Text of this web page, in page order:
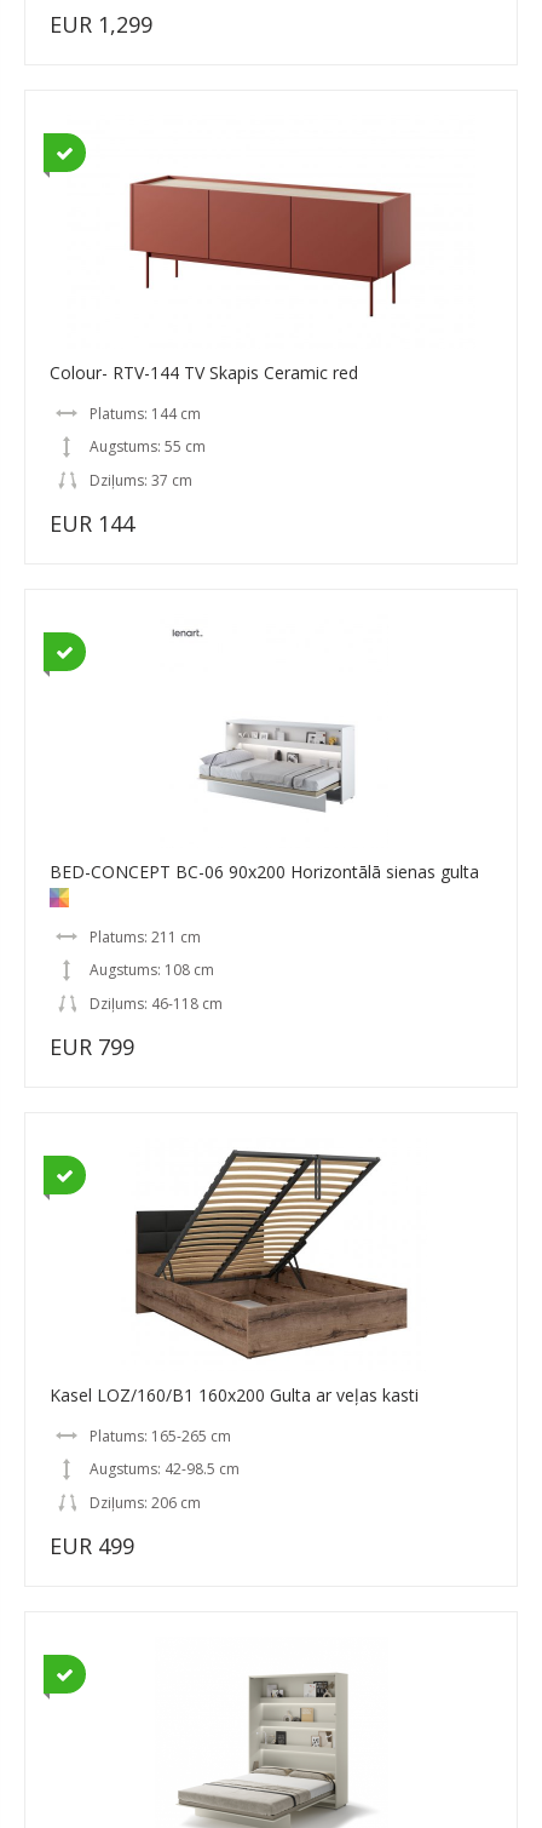
EUR 1,299
Colour- RTV-144 TV Skapis Ceramic red
Platums: 144 cm
Augstums: 55 cm
Dziļums: 37 cm
EUR 144
BED-CONCEPT BC-06 90x200 Horizontālā sienas gulta
Platums: 211 cm
Augstums: 108 cm
Dziļums: 46-118 cm
EUR 799
Kasel LOZ/160/B1 160x200 Gulta ar veļas kasti
Platums: 165-265 cm
Augstums: 42-98.5 cm
Dziļums: 206 cm
EUR 499